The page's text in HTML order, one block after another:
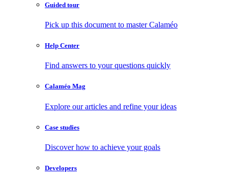
Guided tour
Pick up this document to master Calaméo
Help Center
Find answers to your questions quickly
Calaméo Mag
Explore our articles and refine your ideas
Case studies
Discover how to achieve your goals
Developers